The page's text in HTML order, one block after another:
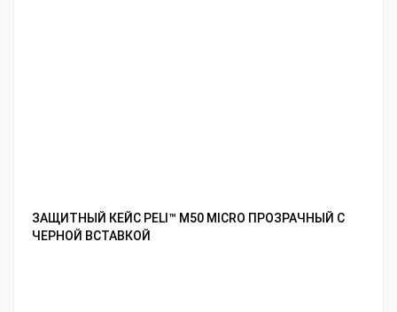
ЗАЩИТНЫЙ КЕЙС PELI™ M50 MICRO ПРОЗРАЧНЫЙ С
ЧЕРНОЙ ВСТАВКОЙ